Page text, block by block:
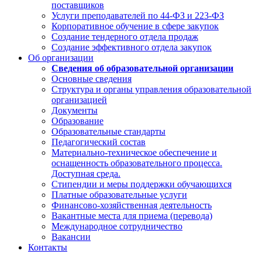
поставщиков
Услуги преподавателей по 44-ФЗ и 223-ФЗ
Корпоративное обучение в сфере закупок
Создание тендерного отдела продаж
Создание эффективного отдела закупок
Об организации
Сведения об образовательной организации
Основные сведения
Структура и органы управления образовательной
организацией
Документы
Образование
Образовательные стандарты
Педагогический состав
Материально-техническое обеспечение и
оснащенность образовательного процесса.
Доступная среда.
Стипендии и меры поддержки обучающихся
Платные образовательные услуги
Финансово-хозяйственная деятельность
Вакантные места для приема (перевода)
Международное сотрудничество
Вакансии
Контакты